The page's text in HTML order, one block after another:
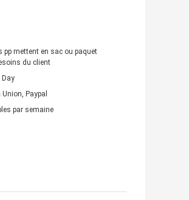
pp mettent en sac ou paquet
du client
Day
Paypal
par semaine